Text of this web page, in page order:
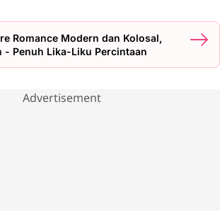
Romance Modern dan Kolosal,
- Penuh Lika-Liku Percintaan
Advertisement